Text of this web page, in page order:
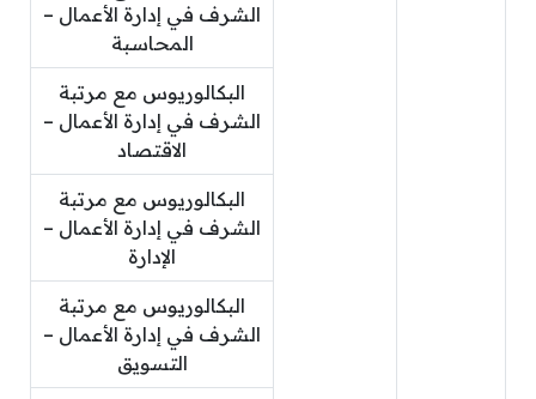
الشرف في إدارة الأعمال –
المحاسبة
البكالوريوس مع مرتبة
الشرف في إدارة الأعمال –
الاقتصاد
البكالوريوس مع مرتبة
الشرف في إدارة الأعمال –
الإدارة
البكالوريوس مع مرتبة
الشرف في إدارة الأعمال –
التسويق